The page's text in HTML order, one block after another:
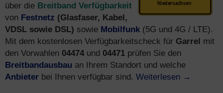
über die Breitband Verfügbarkeit
von Festnetz (Glasfaser, Kabel,
VDSL sowie DSL) sowie Mobilfunk (5G und 4G / LTE).
Mit dem kostenlosen Verfügbarkeitscheck für Garrel mit
den Vorwahlen 04474 und 04471 prüfen Sie den
Breitbandausbau an Ihrem Standort und welche
Anbieter bei Ihnen verfügbar sind. Weiterlesen →